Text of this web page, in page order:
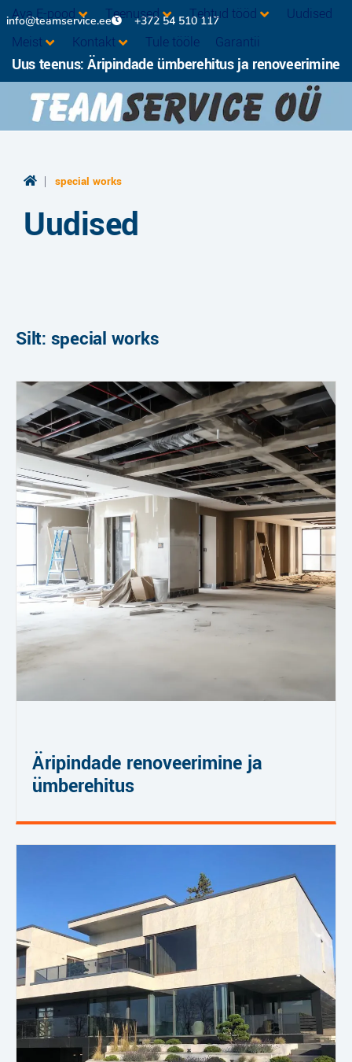
info@teamservice.ee +372 54 510 117
Ava E-pood Teenused Tehtud tööd
Uudised
Meist
Kontakt Tule tööle Garantii
Uus teenus: Äripindade ümberehitus ja renoveerimine
| special works
Uudised
Silt: special works
Äripindade renoveerimine ja
ümberehitus